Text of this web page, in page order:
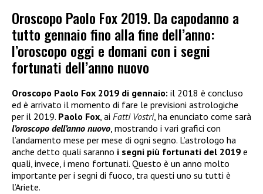
Oroscopo Paolo Fox 2019. Da capodanno a
tutto gennaio fino alla fine dell’anno:
l’oroscopo oggi e domani con i segni
fortunati dell’anno nuovo
Oroscopo Paolo Fox 2019 di gennaio: il 2018 è concluso
ed è arrivato il momento di fare le previsioni astrologiche
per il 2019. Paolo Fox, ai Fatti Vostri, ha enunciato come sarà
l’oroscopo dell’anno nuovo, mostrando i vari grafici con
l’andamento mese per mese di ogni segno. L’astrologo ha
anche detto quali saranno i segni più fortunati del 2019 e
quali, invece, i meno fortunati. Questo è un anno molto
importante per i segni di fuoco, tra questi uno su tutti è
l’Ariete.